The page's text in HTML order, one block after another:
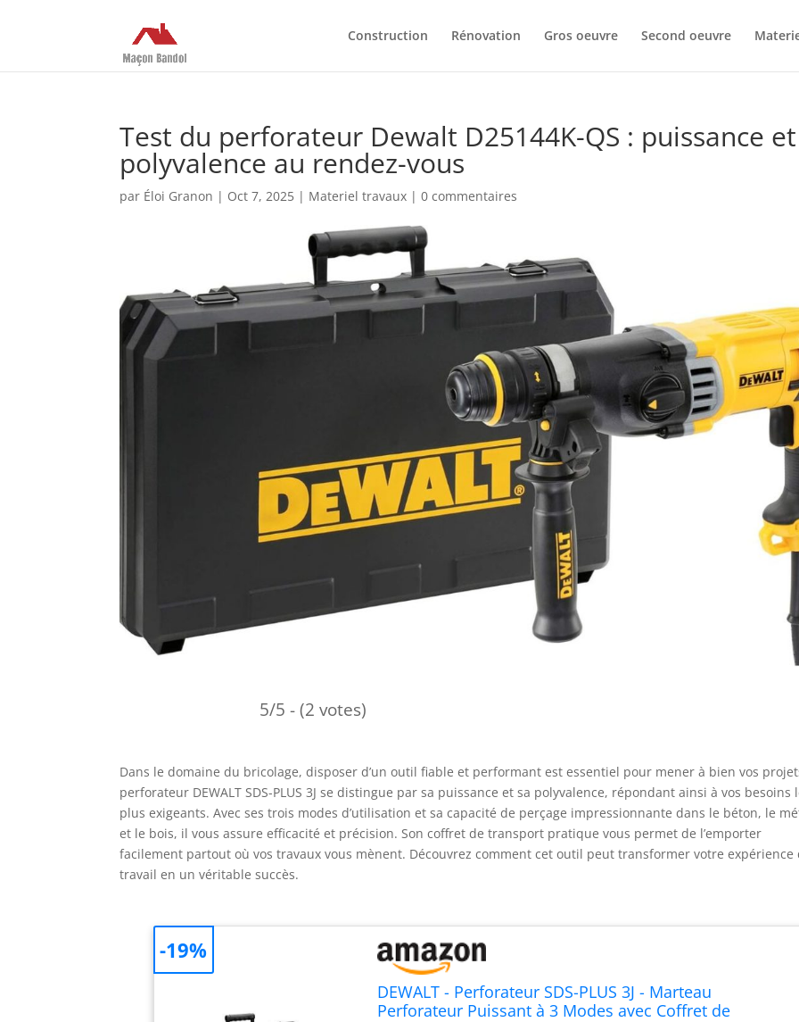
Construction Rénovation Gros oeuvre Second oeuvre
Test du perforateur Dewalt D25144K-QS : puissance et
polyvalence au rendez-vous
par Éloi Granon | Oct 7, 2025 | Materiel travaux |0 commentaires
5/5 - (2 votes)
Dans le domaine du bricolage, disposer d’un outil fiable et performant est essentiel pour mener à bien vos
perforateur DEWALT SDS-PLUS 3J se distingue par sa puissance et sa polyvalence, répondant ainsi à vos besoins
plus exigeants. Avec ses trois modes d’utilisation et sa capacité de perçage impressionnante dans le béton, le
et le bois, il vous assure efficacité et précision. Son coffret de transport pratique vous permet de l’emporter
facilement partout où vos travaux vous mènent. Découvrez comment cet outil peut transformer votre expérience
travail en un véritable succès.
DEWALT - Perforateur SDS-PLUS 3J - Marteau
Perforateur Puissant à 3 Modes avec Coffret de
-19%